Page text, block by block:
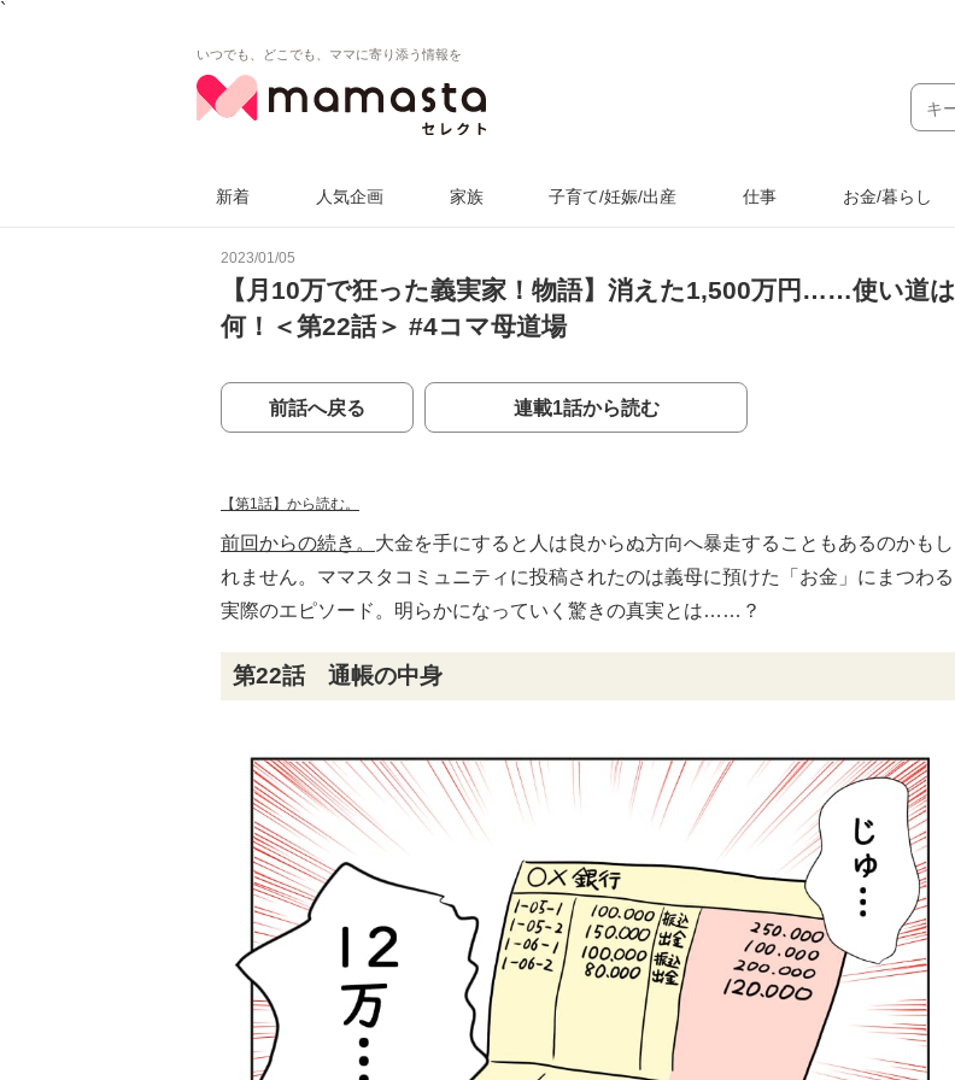
`
いつでも、どこでも、ママに寄り添う情報を
新着 人気企画 家族 子育て/妊娠/出産 仕事 お金/暮らし
2023/01/05
【月10万で狂った義実家！物語】消えた1,500万円……使い道は
何！＜第22話＞ #4コマ母道場
前話へ戻る 連載1話から読む
【第1話】から読む。
前回からの続き。 大金を手にすると人は良からぬ方向へ暴走することもあるのかもし
れません。ママスタコミュニティに投稿されたのは義母に預けた「お金」にまつわる
実際のエピソード。明らかになっていく驚きの真実とは……？
第22話 通帳の中身